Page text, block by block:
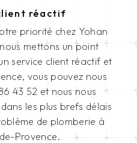
réactif
priorité chez Yohan
mettons un point
service client réactif et
vous pouvez nous
43 52 et nous nous
les plus brefs délais
de plomberie à
Provence.